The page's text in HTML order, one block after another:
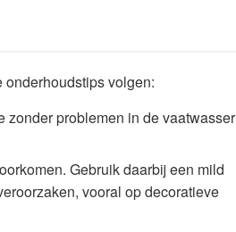
volgen:
problemen in de vaatwasser
Gebruik daarbij een mild
vooral op decoratieve